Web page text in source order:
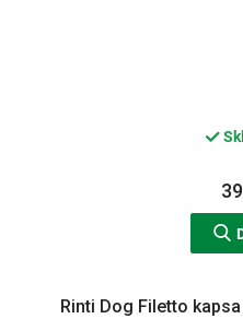
Rinti Dog Filetto